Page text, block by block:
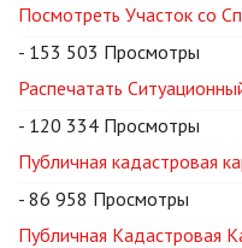
Посмотреть Участок со
- 153 503 Просмотры
Распечатать
- 120 334 Просмотры
Публичная кадастровая
- 86 958 Просмотры
Публичная Кадастровая